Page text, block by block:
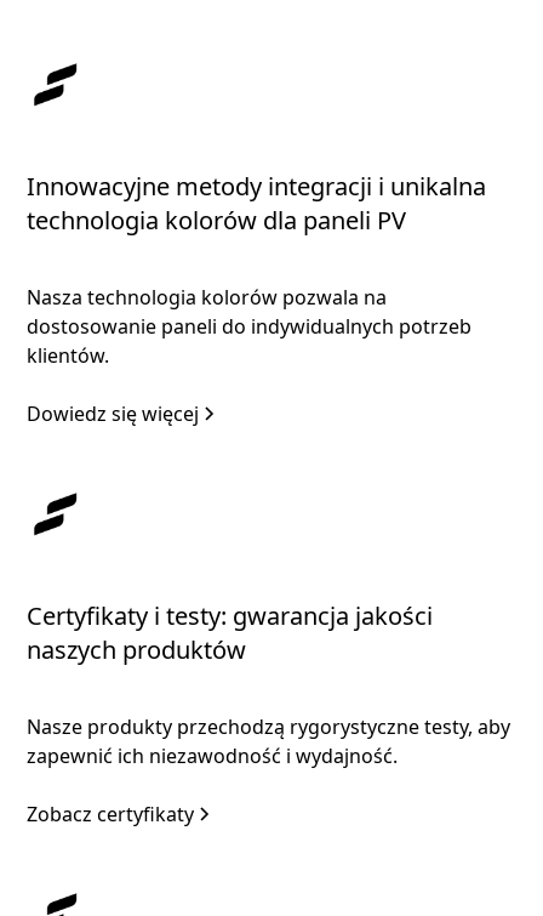
Innowacyjne metody integracji i unikalna
technologia kolorów dla paneli PV
Nasza technologia kolorów pozwala na
dostosowanie paneli do indywidualnych potrzeb
klientów.
Dowiedz się więcej
Certyfikaty i testy: gwarancja jakości
naszych produktów
Nasze produkty przechodzą rygorystyczne testy, aby
zapewnić ich niezawodność i wydajność.
Zobacz certyfikaty